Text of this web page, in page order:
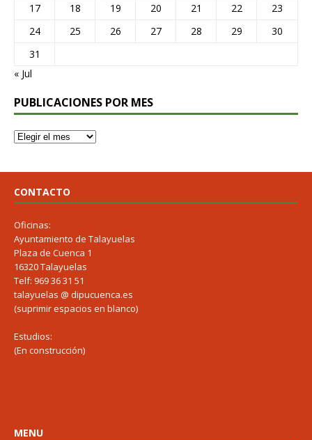
17
18 19 20 21 22
23
24
25 26 27 28 29
30
31
« Jul
PUBLICACIONES POR MES
CONTACTO
Oficinas:
Ayuntamiento de Talayuelas
Plaza de Cuenca 1
16320 Talayuelas
Telf: 969 36 31 51
talayuelas @ dipucuenca.es
(suprimir espacios en blanco)
Estudios:
(En construcción)
MENU